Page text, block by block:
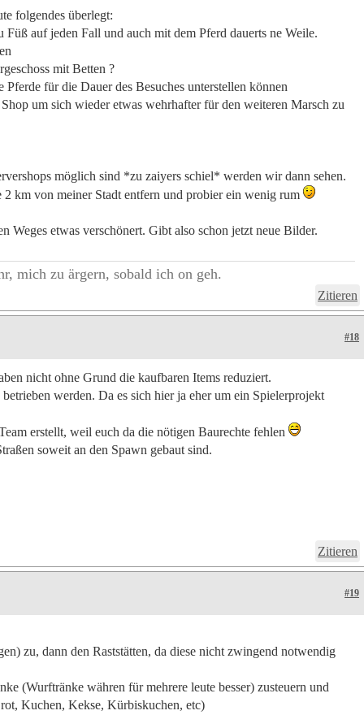
folgendes überlegt:
auf jeden Fall und auch mit dem Pferd dauerts ne Weile.
mit Betten ?
für die Dauer des Besuches unterstellen können
um sich wieder etwas wehrhafter für den weiteren Marsch zu
möglich sind *zu zaiyers schiel* werden wir dann sehen.
2 km von meiner Stadt entfern und probier ein wenig rum
Weges etwas verschönert. Gibt also schon jetzt neue Bilder.
mich zu ärgern, sobald ich on geh.
Zitieren
#18
nicht ohne Grund die kaufbaren Items reduziert.
werden. Da es sich hier ja eher um ein Spielerprojekt
erstellt, weil euch da die nötigen Baurechte fehlen
soweit an den Spawn gebaut sind.
Zitieren
#19
zu, dann den Raststätten, da diese nicht zwingend notwendig
(Wurftränke währen für mehrere leute besser) zusteuern und
Kuchen, Kekse, Kürbiskuchen, etc)